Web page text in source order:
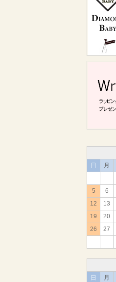
日
月
5
6
12
13
19
20
26
27
日
月